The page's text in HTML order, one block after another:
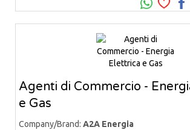
Agenti di Commercio -
e Gas
Company/Brand: A2A Energia